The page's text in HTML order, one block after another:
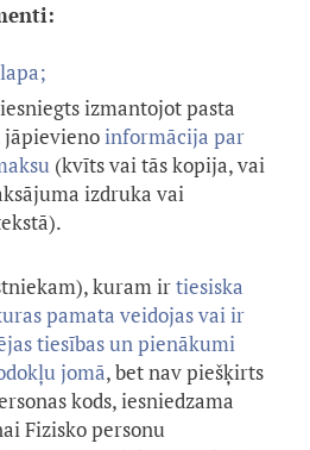
izmantojot pasta
jāpievienoinformācija par
(kvīts vai tās kopija, vai
izdruka vai
kuram irtiesiska
pamata veidojas vai ir
tiesības un pienākumi
jomā, bet nav piešķirts
kods, iesniedzama
Fizisko personu